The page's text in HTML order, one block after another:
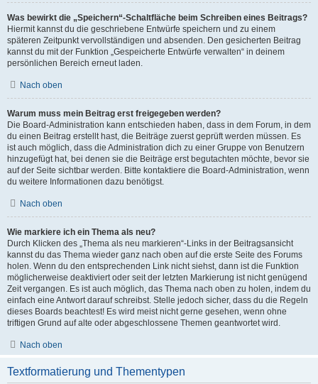
Was bewirkt die „Speichern“-Schaltfläche beim Schreiben eines Beitrags?
Hiermit kannst du die geschriebene Entwürfe speichern und zu einem
späteren Zeitpunkt vervollständigen und absenden. Den gesicherten Beitrag
kannst du mit der Funktion „Gespeicherte Entwürfe verwalten“ in deinem
persönlichen Bereich erneut laden.
Nach oben
Warum muss mein Beitrag erst freigegeben werden?
Die Board-Administration kann entschieden haben, dass in dem Forum, in dem
du einen Beitrag erstellt hast, die Beiträge zuerst geprüft werden müssen. Es
ist auch möglich, dass die Administration dich zu einer Gruppe von Benutzern
hinzugefügt hat, bei denen sie die Beiträge erst begutachten möchte, bevor sie
auf der Seite sichtbar werden. Bitte kontaktiere die Board-Administration, wenn
du weitere Informationen dazu benötigst.
Nach oben
Wie markiere ich ein Thema als neu?
Durch Klicken des „Thema als neu markieren“-Links in der Beitragsansicht
kannst du das Thema wieder ganz nach oben auf die erste Seite des Forums
holen. Wenn du den entsprechenden Link nicht siehst, dann ist die Funktion
möglicherweise deaktiviert oder seit der letzten Markierung ist nicht genügend
Zeit vergangen. Es ist auch möglich, das Thema nach oben zu holen, indem du
einfach eine Antwort darauf schreibst. Stelle jedoch sicher, dass du die Regeln
dieses Boards beachtest! Es wird meist nicht gerne gesehen, wenn ohne
triftigen Grund auf alte oder abgeschlossene Themen geantwortet wird.
Nach oben
Textformatierung und Thementypen